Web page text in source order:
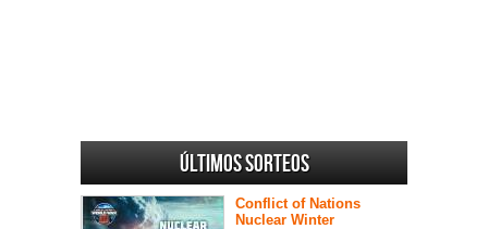
Últimos sorteos
Conflict of Nations
Nuclear Winter